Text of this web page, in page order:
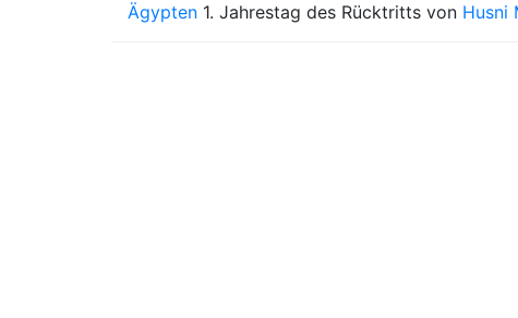
Ägypten 1. Jahrestag des Rücktritts von Husni